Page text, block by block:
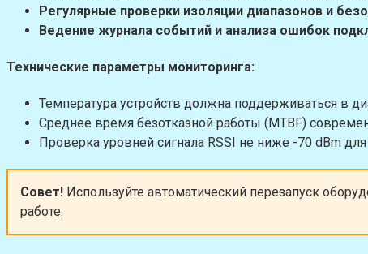
Регулярные проверки изоляции диапазонов и
Ведение журнала событий и анализа ошибок
Технические параметры мониторинга:
Температура устройств должна поддерживаться в
Среднее время безотказной работы (MTBF)
Проверка уровней сигнала RSSI не ниже -70 dBm
Совет! Используйте автоматический перезапуск
работе.